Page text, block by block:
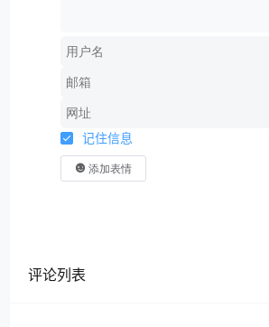
记住信息
添加表情
评论列表